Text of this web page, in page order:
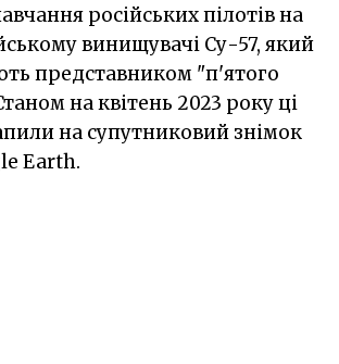
російських пілотів на
винищувачі Су-57, який
представником "п'ятого
на квітень 2023 року ці
на супутниковий знімок
Earth.